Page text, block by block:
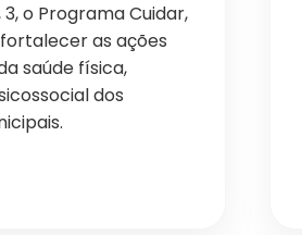
o Programa Cuidar,
as ações
saúde física,
dos